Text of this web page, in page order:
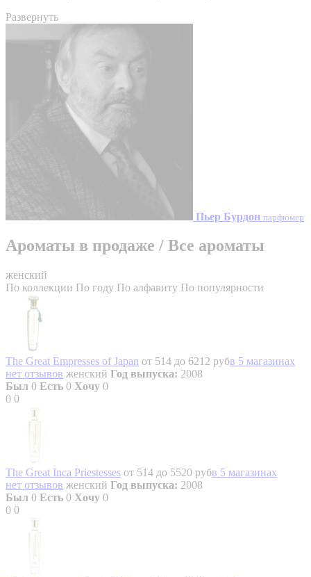
Развернуть
Пьер Бурдон парфюмер
Ароматы в продаже / Все ароматы
женский
По коллекции По году По алфавиту По популярности
The Great Empresses of Japan от 514 до 6212 рубв 5 магазинах
нет отзывов женский Год выпуска: 2008
Был 0 Есть 0 Хочу 0
0 0
The Great Inca Priestesses от 514 до 5520 рубв 5 магазинах
нет отзывов женский Год выпуска: 2008
Был 0 Есть 0 Хочу 0
0 0